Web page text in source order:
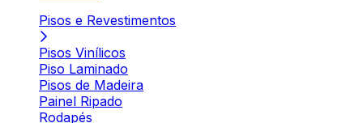
Pisos e Revestimentos
Pisos Vinílicos
Piso Laminado
Pisos de Madeira
Painel Ripado
Rodapés